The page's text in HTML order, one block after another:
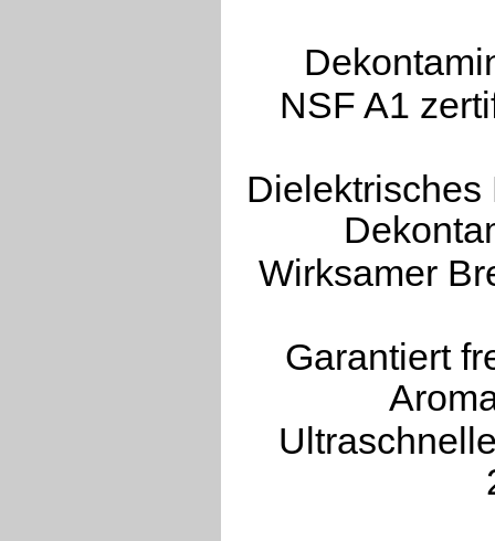
NSF A1
Dielektrisches
Wirksamer
Garantiert